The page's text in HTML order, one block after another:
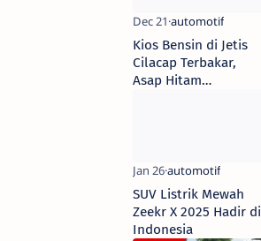
Kios Bensin di Jetis
Cilacap Terbakar,
Asap Hitam
SUV Listrik Mewah
Zeekr X 2025 Hadir di
Indonesia